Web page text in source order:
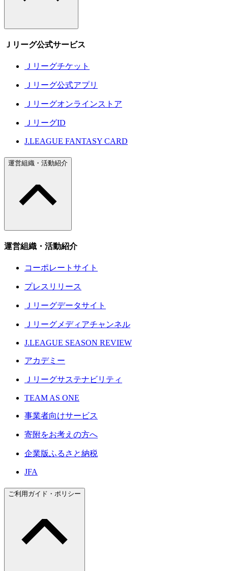
Ｊリーグ公式サービス
Ｊリーグチケット
Ｊリーグ公式アプリ
Ｊリーグオンラインストア
ＪリーグID
J.LEAGUE FANTASY CARD
運営組織・活動紹介
運営組織・活動紹介
コーポレートサイト
プレスリリース
Ｊリーグデータサイト
Ｊリーグメディアチャンネル
J.LEAGUE SEASON REVIEW
アカデミー
Ｊリーグサステナビリティ
TEAM AS ONE
事業者向けサービス
寄附をお考えの方へ
企業版ふるさと納税
JFA
ご利用ガイド・ポリシー